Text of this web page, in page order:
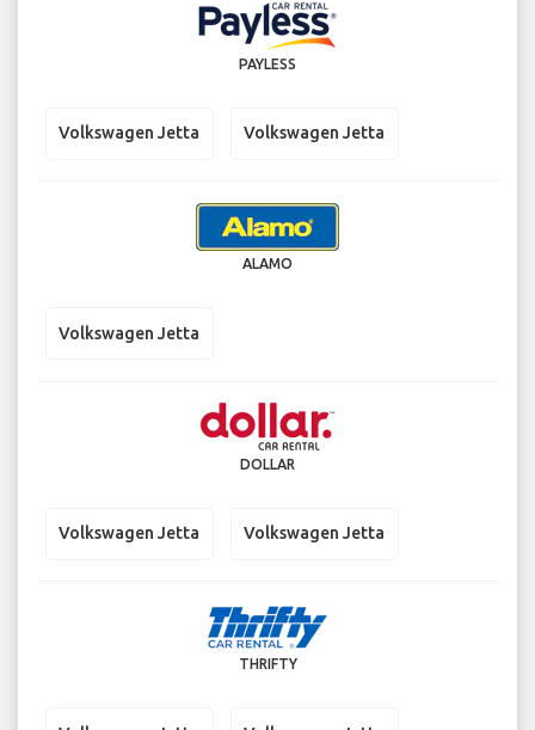
PAYLESS
Volkswagen Jetta Volkswagen Jetta
ALAMO
Volkswagen Jetta
DOLLAR
Volkswagen Jetta Volkswagen Jetta
THRIFTY